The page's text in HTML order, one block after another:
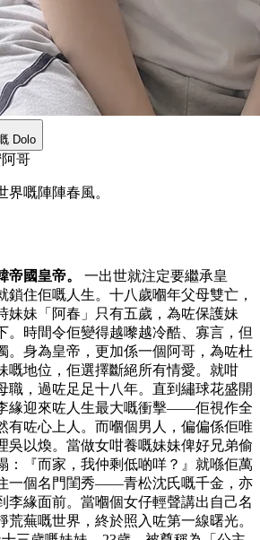
Dolo
哥
嘅陣陣春風。
帝國皇帝。
一出世就注定要繼承皇
鎖住佢嘅人生。十八歲嗰年父母雙亡，
妹妹「阿春」只有五歲，為咗保護妹
。時間令佢變得越嚟越冷酷、寡言，但
。身為皇帝，更加係一個阿哥，為咗杜
嘅地位，佢選擇斷絕所有情愛。就咁
職，過咗足足十八年。直到繡球花盛開
緣迎來咗人生最大嘅衝擊——佢視作全
有咗心上人。而嗰個男人，偏偏係佢唯
吳以煥。當做女咁養嘅妹妹俾好兄弟偷
：『而家，我仲剩低啲咩？』就喺佢萬
一個名門閨秀——青松沈氏嘅千金，亦
李緣面前。當嗰個女仔輕聲講出自己名
荒蕪嘅世界，終於照入咗第一線曙光。